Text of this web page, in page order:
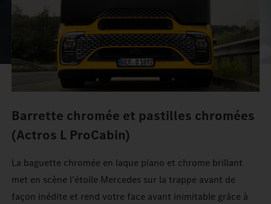
Barrette chromée et pastilles chromées
(Actros L ProCabin)
La baguette chromée en laque piano et chrome brillant
met en scène l'étoile Mercedes sur la trappe avant de
façon inédite et rend votre face avant inimitable grâce à